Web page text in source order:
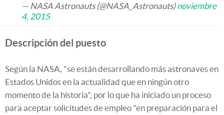
— NASA Astronauts (@NASA_Astronauts)noviembre
4, 2015
Descripción del puesto
Según la NASA, "se están desarrollando más astronaves en
Estados Unidos en la actualidad que en ningún otro
momento de la historia", por lo que ha iniciado un proceso
para aceptar solicitudes de empleo "en preparación para el